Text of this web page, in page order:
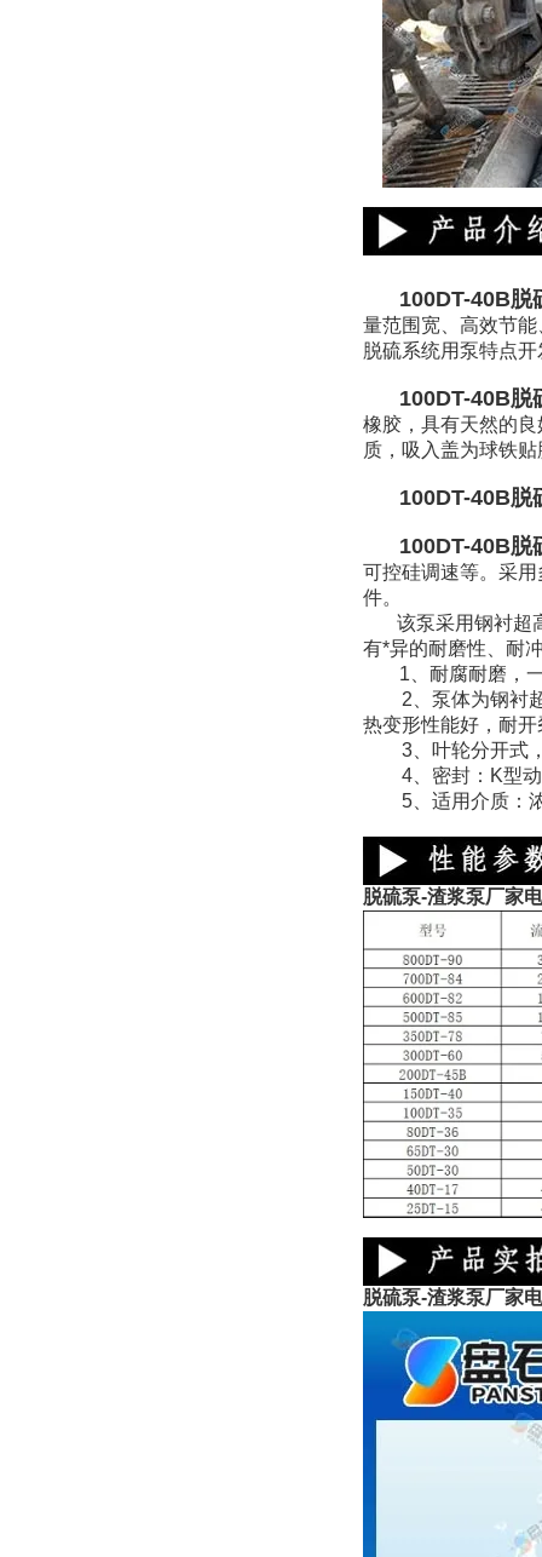
100DT-40B脱
量范围宽、高效节
脱硫系统用泵特点
100DT-40B脱
橡胶，具有天然的
质，吸入盖为球铁贴
100DT-40B脱
100DT-40B脱
可控硅调速等。采
件。
该泵采用钢衬超高
有*异的耐磨性、耐
1、耐腐耐磨，
2、泵体为钢衬超
热变形性能好，耐
3、叶轮分开式，
4、密封：K型动
5、适用介质：浓
脱硫泵-渣浆泵厂家
脱硫泵-渣浆泵厂家